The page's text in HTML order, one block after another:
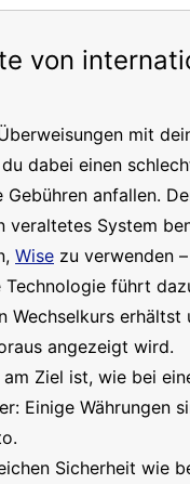
von
mit
dabei einen
anfallen.
veraltetes System
Wise zu verwenden
führt
Wechselkurs
angezeigt wird.
Ziel ist, wie bei
Einige Währungen
Sicherheit wie